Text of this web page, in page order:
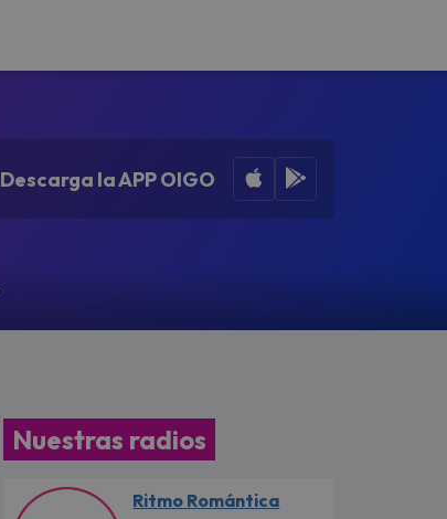
Descarga la APP OIGO Apple App Store
Nuestras radios
Ritmo Romántica